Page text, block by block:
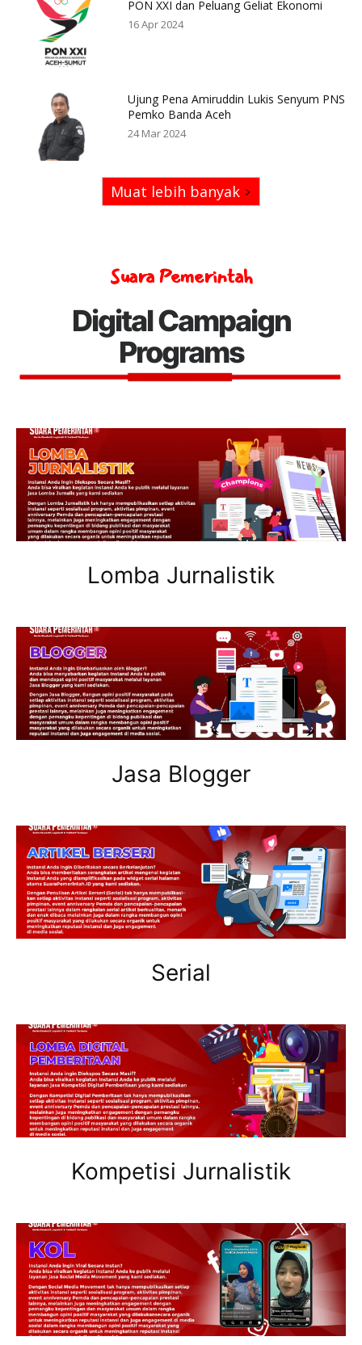
PON XXI dan Peluang Geliat Ekonomi
16 Apr 2024
Ujung Pena Amiruddin Lukis Senyum PNS
Pemko Banda Aceh
24 Mar 2024
Muat lebih banyak
Suara Pemerintah
Digital Campaign
Programs
Lomba Jurnalistik
Jasa Blogger
Serial
Kompetisi Jurnalistik